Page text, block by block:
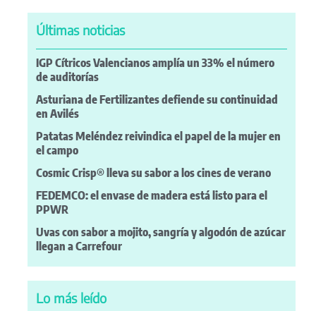
Últimas noticias
IGP Cítricos Valencianos amplía un 33% el número
de auditorías
Asturiana de Fertilizantes defiende su continuidad
en Avilés
Patatas Meléndez reivindica el papel de la mujer en
el campo
Cosmic Crisp® lleva su sabor a los cines de verano
FEDEMCO: el envase de madera está listo para el
PPWR
Uvas con sabor a mojito, sangría y algodón de azúcar
llegan a Carrefour
Lo más leído